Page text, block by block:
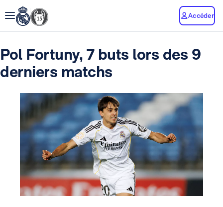
Accéder
Pol Fortuny, 7 buts lors des 9
derniers matchs